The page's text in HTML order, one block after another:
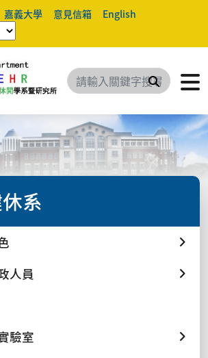
嘉義大學 意見信箱 English
搜尋
系
人員
驗室